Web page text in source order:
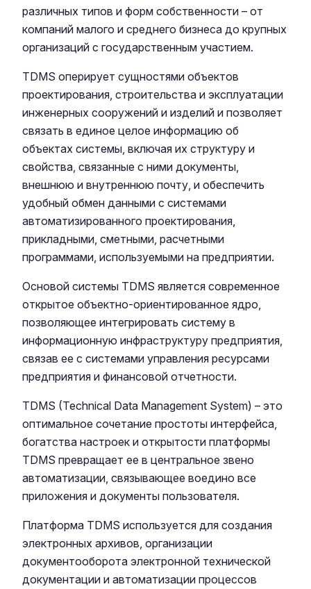
различных типов и форм собственности – от
компаний малого и среднего бизнеса до крупных
организаций с государственным участием.
TDMS оперирует сущностями объектов
проектирования, строительства и эксплуатации
инженерных сооружений и изделий и позволяет
связать в единое целое информацию об
объектах системы, включая их структуру и
свойства, связанные с ними документы,
внешнюю и внутреннюю почту, и обеспечить
удобный обмен данными с системами
автоматизированного проектирования,
прикладными, сметными, расчетными
программами, используемыми на предприятии.
Основой системы TDMS является современное
открытое объектно-ориентированное ядро,
позволяющее интегрировать систему в
информационную инфраструктуру предприятия,
связав ее с системами управления ресурсами
предприятия и финансовой отчетности.
TDMS (Technical Data Management System) – это
оптимальное сочетание простоты интерфейса,
богатства настроек и открытости платформы
TDMS превращает ее в центральное звено
автоматизации, связывающее воедино все
приложения и документы пользователя.
Платформа TDMS используется для создания
электронных архивов, организации
документооборота электронной технической
документации и автоматизации процессов